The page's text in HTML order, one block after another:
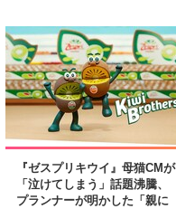
『ゼスプリキウイ』母猫CMが
「泣けてしまう」話題沸騰、
プランナーが明かした「親に